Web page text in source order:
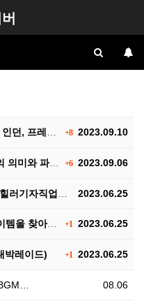
+82023.09.10
레야 인던,…
+62023.09.06
파티구성, …
2023.06.25
직업공개(?))
+1 2023.06.25
을 찾아서..
+1 2023.06.25
박레이드)
08.06